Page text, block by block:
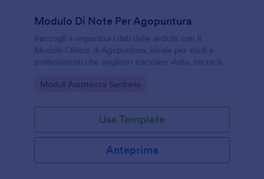
Modulo Di Note Per Agopuntura
Raccogli e organizza i dati delle sedute con il
Modulo Clinico di Agopuntura, ideale per studi e
professionisti che vogliono tracciare visite, tecniche
Go to Category:
Moduli Assistenza Sanitaria
Usa Template
Anteprima